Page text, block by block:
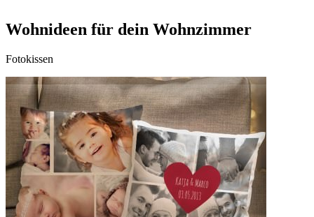
Wohnideen für dein Wohnzimmer
Fotokissen